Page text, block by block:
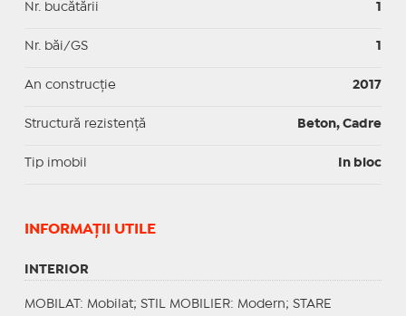
Nr. bucătării 1
Nr. băi/GS 1
An construcție 2017
Structură rezistență Beton, Cadre
Tip imobil In bloc
INFORMAŢII UTILE
INTERIOR
MOBILAT : Mobilat; STIL MOBILIER: Modern; STARE